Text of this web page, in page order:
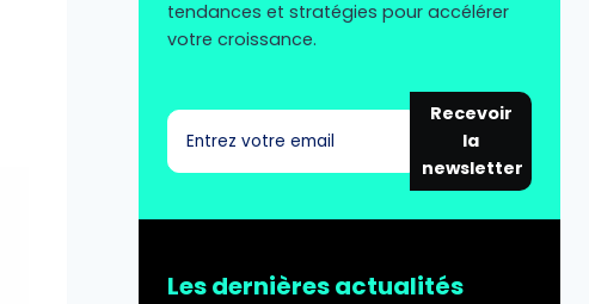
tendances et stratégies pour accélérer
votre croissance.
Recevoir
la
newsletter
Les dernières actualités